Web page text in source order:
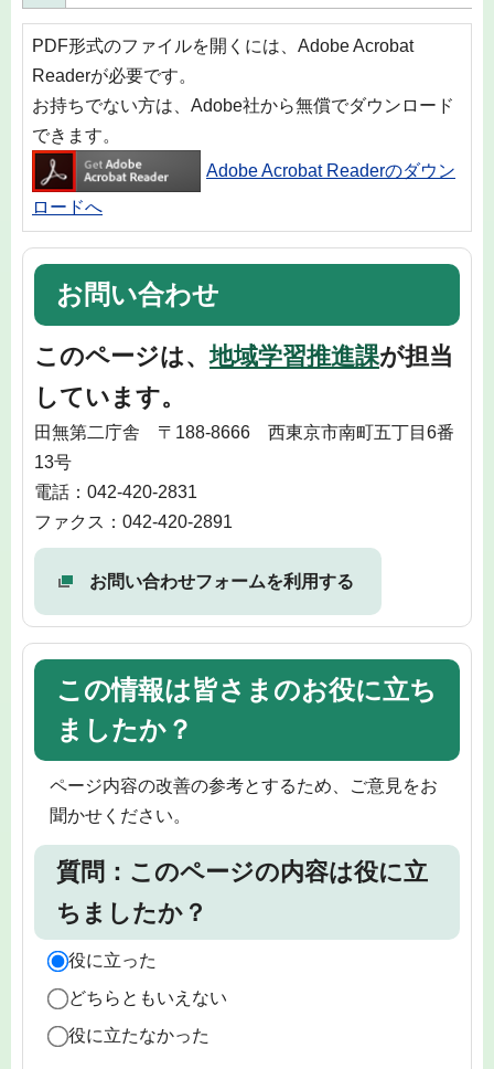
PDF形式のファイルを開くには、Adobe Acrobat
Readerが必要です。
お持ちでない方は、Adobe社から無償でダウンロード
できます。
Adobe Acrobat Readerのダウン
ロードへ
お問い合わせ
このページは、地域学習推進課が担当
しています。
田無第二庁舎 〒188-8666 西東京市南町五丁目6番
13号
電話：042-420-2831
ファクス：042-420-2891
お問い合わせフォームを利用する
この情報は皆さまのお役に立ち
ましたか？
ページ内容の改善の参考とするため、ご意見をお
聞かせください。
質問：このページの内容は役に立
ちましたか？
役に立った
どちらともいえない
役に立たなかった